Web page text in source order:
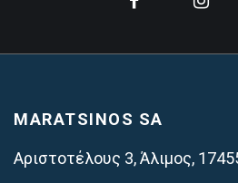
MARATSINOS SA
Αριστοτέλους 3, Άλιμος,